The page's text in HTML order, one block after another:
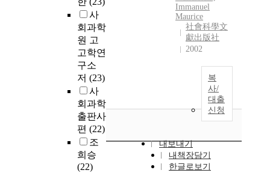
사
회과학
원 고
고학연
구소
저 (23)
사
회과학
출판사
편 (22)
조
희승
(22)
Immanuel
Maurice
社會科學文
獻出版社
2002
복
사/
대출
신청
내보내기
내책장담기
한글로보기